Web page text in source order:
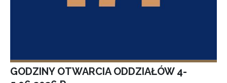
GODZINY OTWARCIA ODDZIAŁÓW 4-